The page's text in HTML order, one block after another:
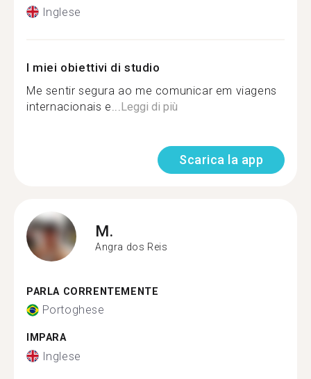
Inglese
I miei obiettivi di studio
Me sentir segura ao me comunicar em viagens
internacionais e... Leggi di più
Scarica la app
M.
Angra dos Reis
PARLA CORRENTEMENTE
Portoghese
IMPARA
Inglese